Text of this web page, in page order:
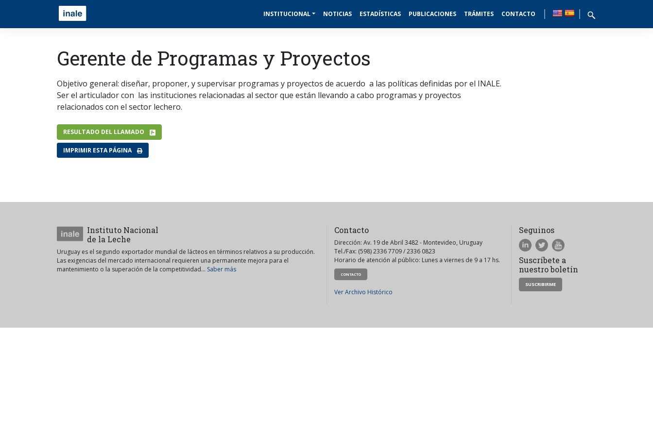
INSTITUCIONAL NOTICIAS ESTADÍSTICAS PUBLICACIONES TRÁMITES CONTACTO
Gerente de Programas y Proyectos
Objetivo general: diseñar, proponer, y supervisar programas y proyectos de acuerdo a las políticas definidas por el INALE.
Ser el articulador con las instituciones relacionadas al sector que están llevando a cabo programas y proyectos
relacionados con el sector lechero.
RESULTADO DEL LLAMADO
IMPRIMIR ESTA PÁGINA
Instituto Nacional
de la Leche
Uruguay es el segundo exportador mundial de lácteos en términos relativos a su producción.
Las exigencias del mercado internacional requieren una permanente mejora para el
mantenimiento o la superación de la competitividad... Saber más
Contacto
Dirección: Av. 19 de Abril 3482 - Montevideo, Uruguay
Tel./Fax: (598) 2336 7709 / 2336 0823
Horario de atención al público: Lunes a viernes de 9 a 17 hs.
CONTACTO
Ver Archivo Histórico
Seguinos
Suscríbete a
nuestro boletín
SUSCRIBIRME